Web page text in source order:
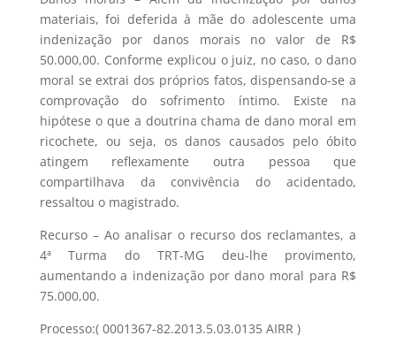
materiais, foi deferida à mãe do adolescente uma
indenização por danos morais no valor de R$
50.000,00. Conforme explicou o juiz, no caso, o dano
moral se extrai dos próprios fatos, dispensando-se a
comprovação do sofrimento íntimo. Existe na
hipótese o que a doutrina chama de dano moral em
ricochete, ou seja, os danos causados pelo óbito
atingem reflexamente outra pessoa que
compartilhava da convivência do acidentado,
ressaltou o magistrado.
Recurso – Ao analisar o recurso dos reclamantes, a
4ª Turma do TRT-MG deu-lhe provimento,
aumentando a indenização por dano moral para R$
75.000,00.
Processo:( 0001367-82.2013.5.03.0135 AIRR )